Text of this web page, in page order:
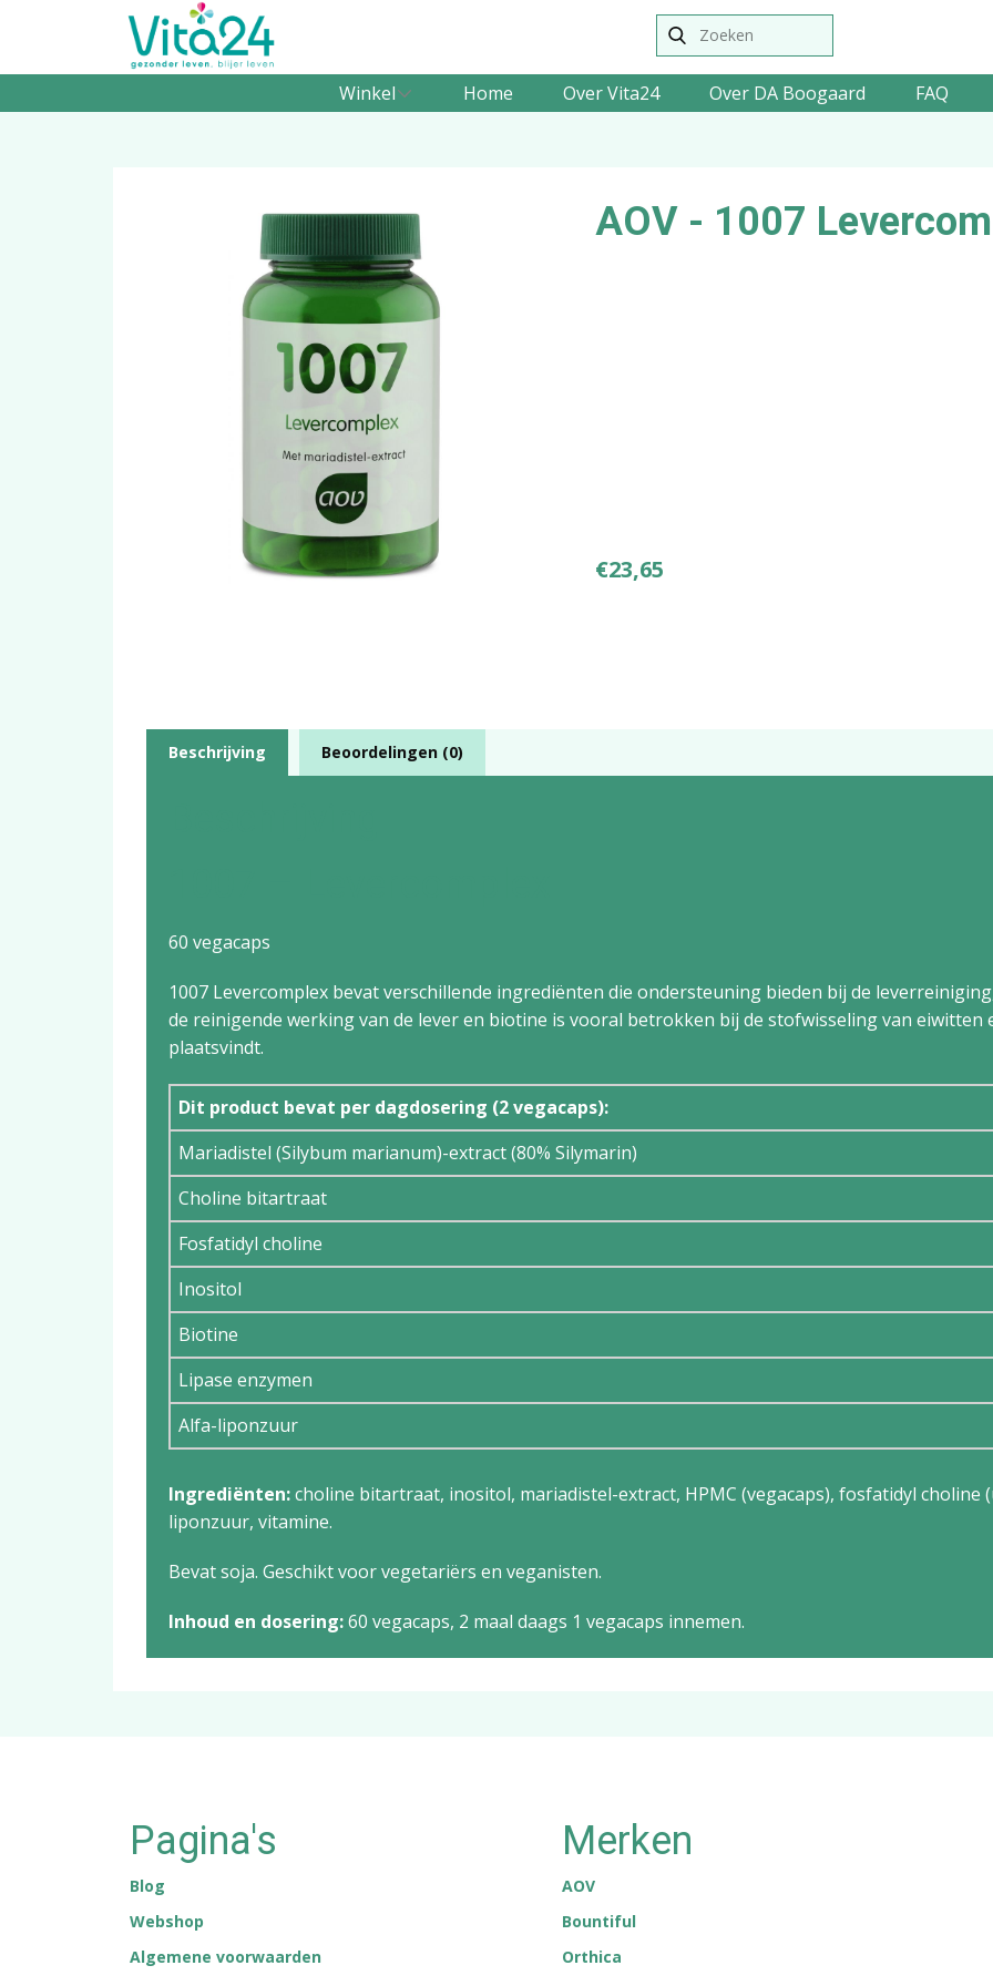
Winkel Home Over Vita24 Over DA Boogaard FAQ
AOV - 1007
€23,65
Beschrijving Beoordelingen (0)
60 vegacaps
1007 Levercomplex bevat verschillende ingrediënten die ondersteuning bieden bij de
de reinigende werking van de lever en biotine is vooral betrokken bij de stofwisseling van eiwitten
plaatsvindt.
Dit product bevat per dagdosering (2 vegacaps):
Mariadistel (Silybum marianum)-extract (80% Silymarin)
Choline bitartraat
Fosfatidyl choline
Inositol
Biotine
Lipase enzymen
Alfa-liponzuur
Ingrediënten:choline bitartraat, inositol, mariadistel-extract, HPMC (vegacaps), fosfatidyl choline
liponzuur, vitamine.
Bevat soja. Geschikt voor vegetariërs en veganisten.
Inhoud en dosering:60 vegacaps, 2 maal daags 1 vegacaps innemen.
Pagina's
Blog
Webshop
Algemene voorwaarden
Merken
AOV
Bountiful
Orthica